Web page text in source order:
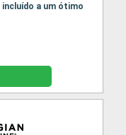
a um ótimo